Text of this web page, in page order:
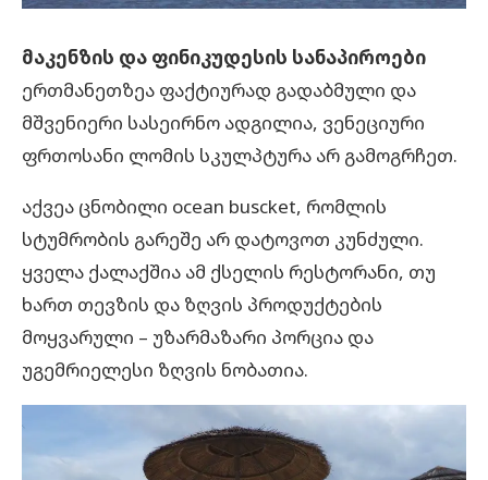
მაკენზის და ფინიკუდესის სანაპიროები
ერთმანეთზეა ფაქტიურად გადაბმული და
მშვენიერი სასეირნო ადგილია, ვენეციური
ფრთოსანი ლომის სკულპტურა არ გამოგრჩეთ.
აქვეა ცნობილი ocean buscket, რომლის
სტუმრობის გარეშე არ დატოვოთ კუნძული.
ყველა ქალაქშია ამ ქსელის რესტორანი, თუ
ხართ თევზის და ზღვის პროდუქტების
მოყვარული – უზარმაზარი პორცია და
უგემრიელესი ზღვის ნობათია.